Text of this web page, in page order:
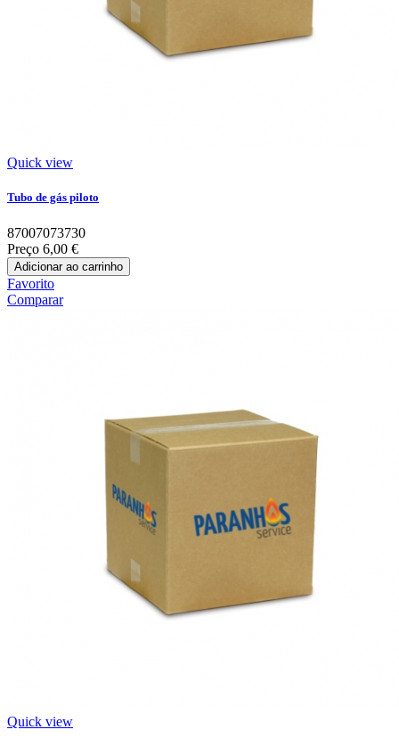
Quick view
Tubo de gás piloto
87007073730
Preço 6,00 €
Adicionar ao carrinho
Favorito
Comparar
Quick view